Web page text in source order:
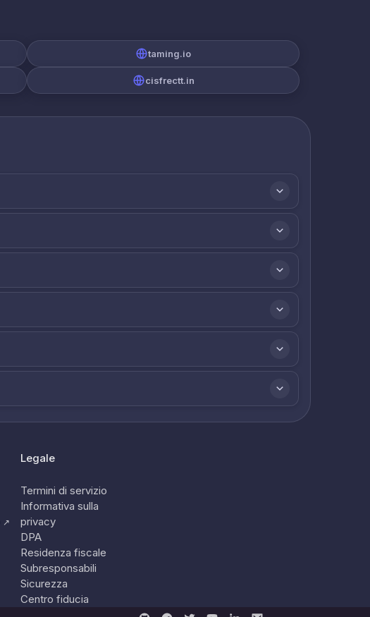
taming.io
cisfrectt.in
↗
Legale
Termini di servizio
Informativa sulla
privacy
DPA
Residenza fiscale
Subresponsabili
Sicurezza
Centro fiducia